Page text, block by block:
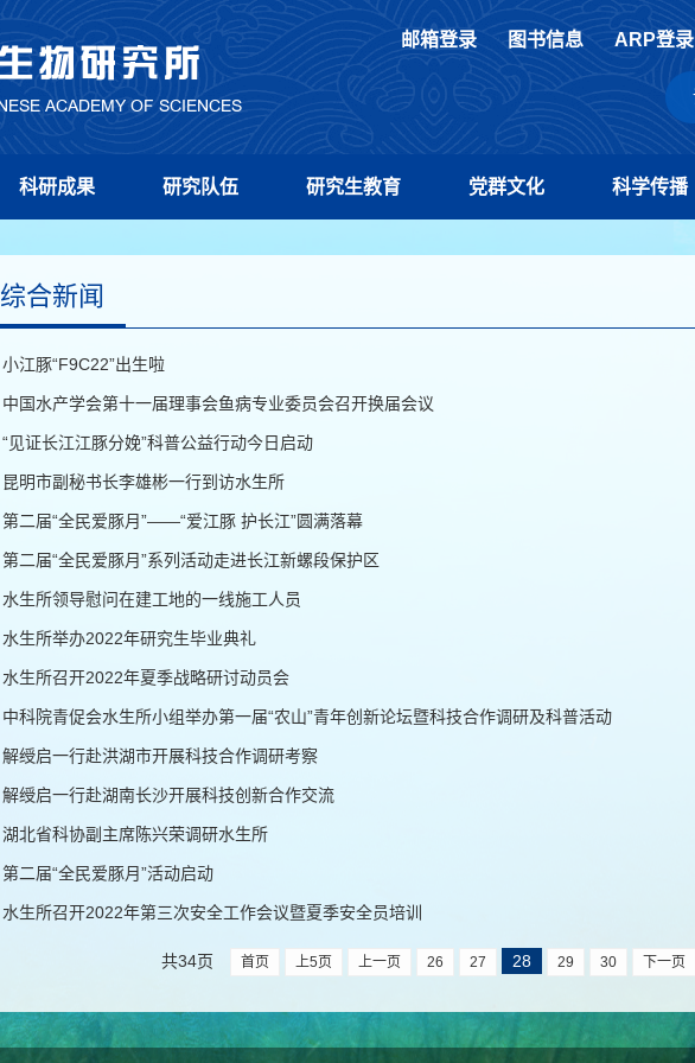
邮箱登录 图书信息 ARP登录
科研成果 研究队伍 研究生教育 党群文化 科学传播
综合新闻
小江豚“F9C22”出生啦
中国水产学会第十一届理事会鱼病专业委员会召开换届会议
“见证长江江豚分娩”科普公益行动今日启动
昆明市副秘书长李雄彬一行到访水生所
第二届“全民爱豚月”——“爱江豚 护长江”圆满落幕
第二届“全民爱豚月”系列活动走进长江新螺段保护区
水生所领导慰问在建工地的一线施工人员
水生所举办2022年研究生毕业典礼
水生所召开2022年夏季战略研讨动员会
中科院青促会水生所小组举办第一届“农山”青年创新论坛暨科技合作调研及科普活动
解绶启一行赴洪湖市开展科技合作调研考察
解绶启一行赴湖南长沙开展科技创新合作交流
湖北省科协副主席陈兴荣调研水生所
第二届“全民爱豚月”活动启动
水生所召开2022年第三次安全工作会议暨夏季安全员培训
共34页 首页 上5页 上一页 26 27 28 29 30 下一页